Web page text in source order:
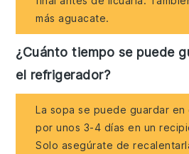
más aguacate.
¿Cuánto tiempo se puede
el refrigerador?
La sopa se puede guardar
por unos 3-4 días en un
Solo asegúrate de